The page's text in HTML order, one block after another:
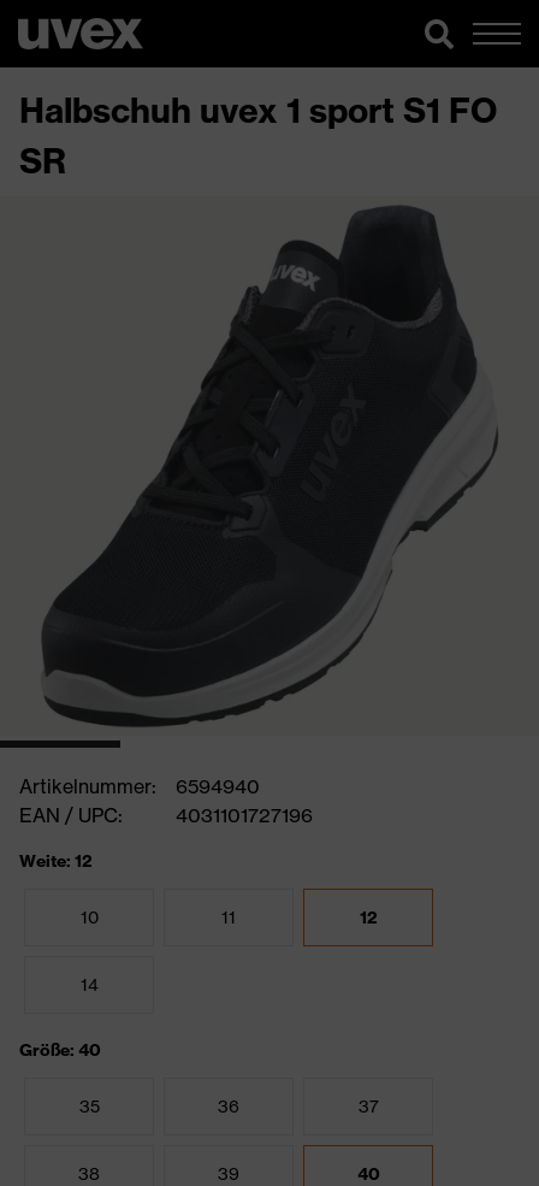
Halbschuh uvex 1 sport S1 FO
SR
Artikelnummer:
6594940
EAN / UPC:
4031101727196
Weite: 12
10 11 12
14
Größe: 40
35 36 37
38 39 40